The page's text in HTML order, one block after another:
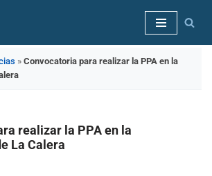
» Convocatoria para realizar la PPA en la
realizar la PPA en la
La Calera